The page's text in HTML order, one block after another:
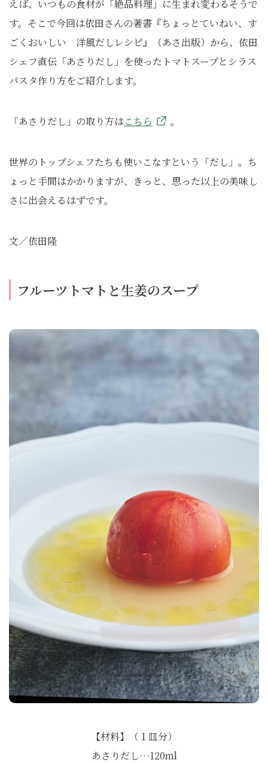
えば、いつもの食材が「絶品料理」に生まれ変わるそうで
す。そこで今回は依田さんの著書『ちょっとていねい、す
ごくおいしい 洋風だしレシピ』（あさ出版）から、依田
シェフ直伝「あさりだし」を使ったトマトスープとシラス
パスタ作り方をご紹介します。
「あさりだし」の取り方はこちら 。
世界のトップシェフたちも使いこなすという「だし」。ち
ょっと手間はかかりますが、きっと、思った以上の美味し
さに出会えるはずです。
文／依田隆
フルーツトマトと生姜のスープ
【材料】（１皿分）
あさりだし…120ml